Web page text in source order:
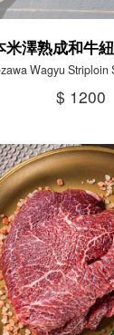
米澤熟成和牛
Wagyu Striploin
$ 1200